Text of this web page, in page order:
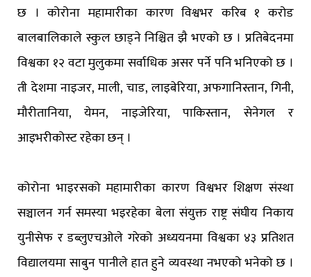
छ । कोरोना महामारीका कारण विश्वभर करिब १ करोड
बालबालिकाले स्कुल छाड्ने निश्चित झै भएको छ । प्रतिबेदनमा
विश्वका १२ वटा मुलुकमा सर्वाधिक असर पर्ने पनि भनिएको छ ।
ती देशमा नाइजर, माली, चाड, लाइबेरिया, अफगानिस्तान, गिनी,
मौरीतानिया, येमन, नाइजेरिया, पाकिस्तान, सेनेगल र
आइभरीकोस्ट रहेका छन् ।
कोरोना भाइरसको महामारीका कारण विश्वभर शिक्षण संस्था
सञ्चालन गर्न समस्या भइरहेका बेला संयुक्त राष्ट्र संघीय निकाय
युनीसेफ र डब्लुएचओले गरेको अध्ययनमा विश्वका ४३ प्रतिशत
विद्यालयमा साबुन पानीले हात हुने व्यवस्था नभएको भनेको छ ।